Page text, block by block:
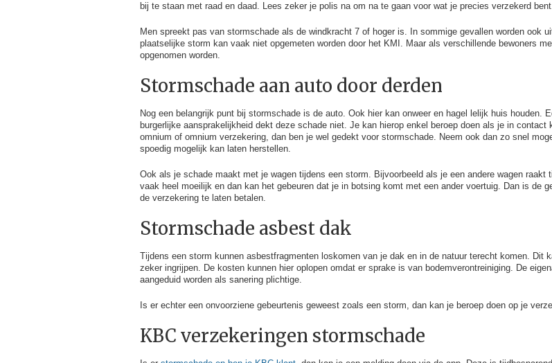
bij te staan met raad en daad. Lees zeker je polis na om na te gaan voor wat je precies verzekerd
Men spreekt pas van stormschade als de windkracht 7 of hoger is. In sommige gevallen worden ook
plaatselijke storm kan vaak niet opgemeten worden door het KMI. Maar als verschillende bewoners
opgenomen worden.
Stormschade aan auto door derden
Nog een belangrijk punt bij stormschade is de auto. Ook hier kan onweer en hagel lelijk huis houden.
burgerlijke aansprakelijkheid dekt deze schade niet. Je kan hierop enkel beroep doen als je in
omnium of omnium verzekering, dan ben je wel gedekt voor stormschade. Neem ook dan zo snel
spoedig mogelijk kan laten herstellen.
Ook als je schade maakt met je wagen tijdens een storm. Bijvoorbeeld als je een andere wagen
vaak heel moeilijk en dan kan het gebeuren dat je in botsing komt met een ander voertuig. Dan is de
de verzekering te laten betalen.
Stormschade asbest dak
Tijdens een storm kunnen asbestfragmenten loskomen van je dak en in de natuur terecht komen. Dit
zeker ingrijpen. De kosten kunnen hier oplopen omdat er sprake is van bodemverontreiniging. De
aangeduid worden als sanering plichtige.
Is er echter een onvoorziene gebeurtenis geweest zoals een storm, dan kan je beroep doen op je
KBC verzekeringen stormschade